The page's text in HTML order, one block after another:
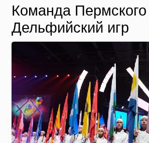
Команда
Дельфийский игр